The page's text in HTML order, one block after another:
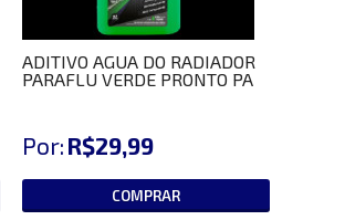
ADITIVO AGUA DO RADIADOR
PARAFLU VERDE PRONTO PA
Por: R$29,99
COMPRAR